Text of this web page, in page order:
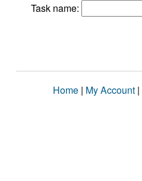
Task name:
Home | My Account |